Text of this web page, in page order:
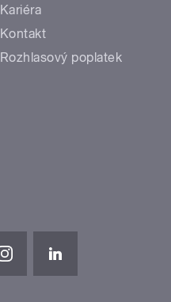
Kariéra
Kontakt
Rozhlasový poplatek